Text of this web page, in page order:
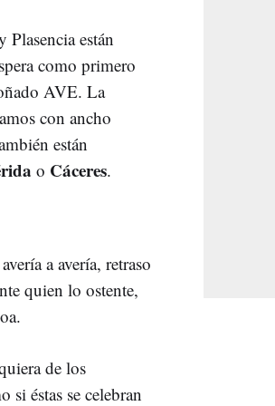
están
como primero
AVE. La
con ancho
están
o Cáceres.
a avería, retraso
quien lo ostente,
de los
si éstas se celebran